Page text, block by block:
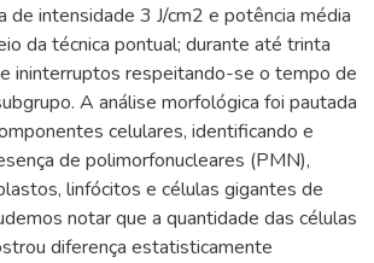
de intensidade 3 J/cm2 e potência média
da técnica pontual; durante até trinta
ininterruptos respeitando-se o tempo de
A análise morfológica foi pautada
celulares, identificando e
de polimorfonucleares (PMN),
linfócitos e células gigantes de
notar que a quantidade das células
diferença estatisticamente